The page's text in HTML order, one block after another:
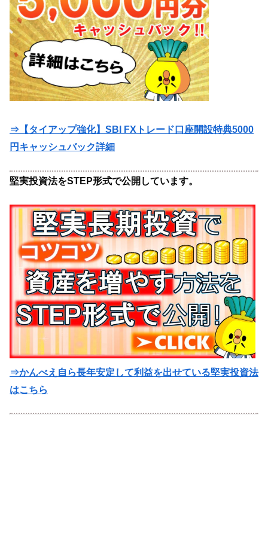
⇒【タイアップ強化】SBI FXトレード口座開設特典5000
円キャッシュバック詳細
堅実投資法をSTEP形式で公開しています。
⇒かんべえ自ら長年安定して利益を出せている堅実投資法
はこちら